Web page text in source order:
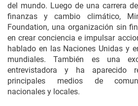
del mundo. Luego de una carrera
finanzas y cambio climático,
Foundation, una organización sin
en crear conciencia e impulsar
hablado en las Naciones Unidas y
mundiales. También es una
entrevistadora y ha aparecido
principales medios de
nacionales y locales.